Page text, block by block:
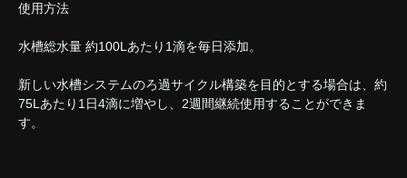
使用方法
水槽総水量 約100Lあたり1滴を毎日添加。
新しい水槽システムのろ過サイクル構築を目的とする場合は、約
75Lあたり1日4滴に増やし、2週間継続使用することができま
す。